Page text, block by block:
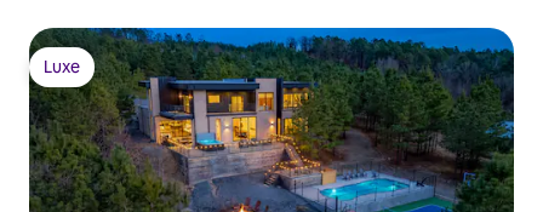
Luxe
Luxe